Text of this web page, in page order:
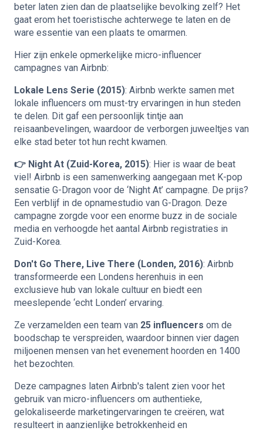
beter laten zien dan de plaatselijke bevolking zelf? Het
gaat erom het toeristische achterwege te laten en de
ware essentie van een plaats te omarmen.
Hier zijn enkele opmerkelijke micro-influencer
campagnes van Airbnb:
Lokale Lens Serie (2015): Airbnb werkte samen met
lokale influencers om must-try ervaringen in hun steden
te delen. Dit gaf een persoonlijk tintje aan
reisaanbevelingen, waardoor de verborgen juweeltjes van
elke stad beter tot hun recht kwamen.
👉 Night At (Zuid-Korea, 2015): Hier is waar de beat
viel! Airbnb is een samenwerking aangegaan met K-pop
sensatie G-Dragon voor de ‘Night At’ campagne. De prijs?
Een verblijf in de opnamestudio van G-Dragon. Deze
campagne zorgde voor een enorme buzz in de sociale
media en verhoogde het aantal Airbnb registraties in
Zuid-Korea.
Don't Go There, Live There (Londen, 2016): Airbnb
transformeerde een Londens herenhuis in een
exclusieve hub van lokale cultuur en biedt een
meeslepende ‘echt Londen’ ervaring.
Ze verzamelden een team van 25 influencers om de
boodschap te verspreiden, waardoor binnen vier dagen
miljoenen mensen van het evenement hoorden en 1400
het bezochten.
Deze campagnes laten Airbnb's talent zien voor het
gebruik van micro-influencers om authentieke,
gelokaliseerde marketingervaringen te creëren, wat
resulteert in aanzienlijke betrokkenheid en